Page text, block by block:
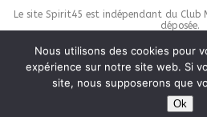
Le site Spirit45 est indépendant du Club
déposée.
This site is protected bywp-
Nous utilisons des cookies pour
expérience sur notre site web. Si
site, nous supposerons que
Ok